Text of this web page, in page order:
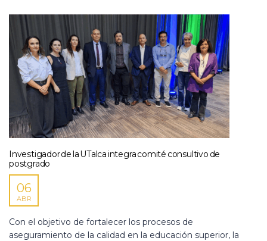
Investigador de la UTalca integra comité consultivo de
postgrado
06
ABR
Con el objetivo de fortalecer los procesos de
aseguramiento de la calidad en la educación superior, la